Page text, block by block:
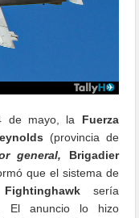
de mayo, la Fuerza
(provincia de
general, Brigadier
que el sistema de
sería
El anuncio lo hizo